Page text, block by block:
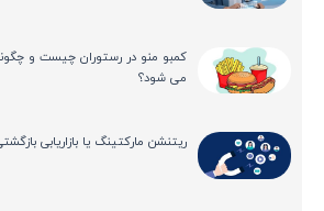
کمبو منو در رستوران چیست و
می شود؟
ریتنشن مارکتینگ یا بازاریابی